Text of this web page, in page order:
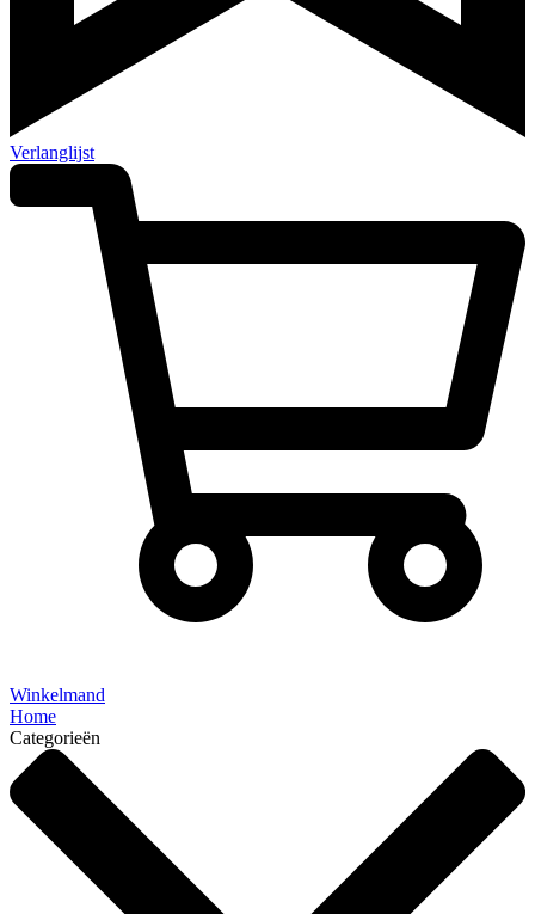
Verlanglijst
Winkelmand
Home
Categorieën